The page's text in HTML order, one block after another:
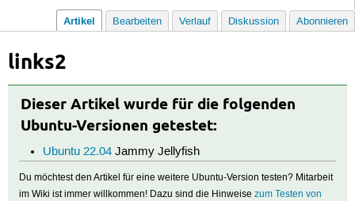
Artikel Bearbeiten Verlauf Diskussion Abonnieren
links2
Dieser Artikel wurde für die folgenden
Ubuntu-Versionen getestet:
Ubuntu 22.04Jammy Jellyfish
Du möchtest den Artikel für eine weitere Ubuntu-Version testen? Mitarbeit
im Wiki ist immer willkommen! Dazu sind die Hinweisezum Testen von